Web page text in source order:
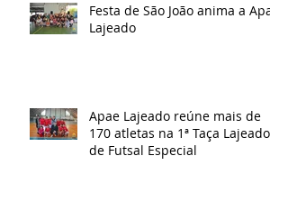
Festa de São João anima a Apae
Lajeado
Apae Lajeado reúne mais de
170 atletas na 1ª Taça Lajeado
de Futsal Especial